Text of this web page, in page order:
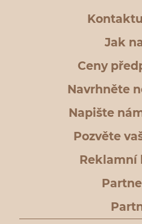
Jak
Ceny
Navrhněte
Napište
Pozvěte
Reklamní